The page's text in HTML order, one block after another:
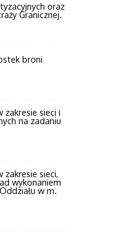
oraz
Granicznej.
broni
zakresie sieci i
na zadaniu
sieci,
wykonaniem
w m.